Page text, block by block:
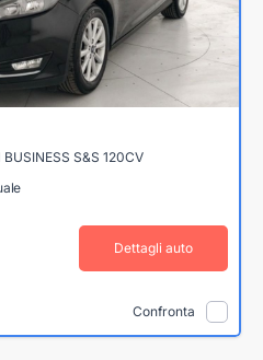
S&S 120CV
Dettagli auto
Confronta